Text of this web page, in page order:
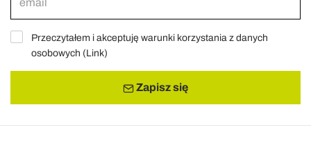
Przeczytałem i akceptuję warunki korzystania z danych
osobowych (Link)
Zapisz się